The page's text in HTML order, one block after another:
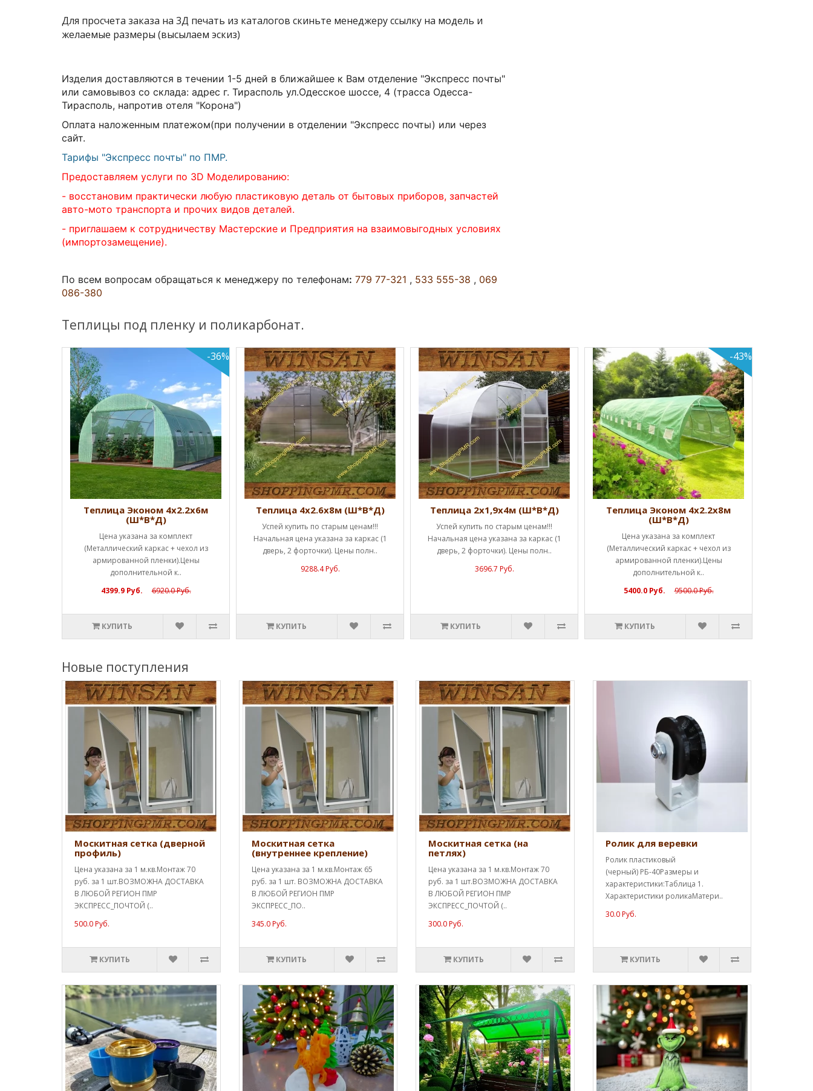
Для просчета заказа на 3Д печать из каталогов скиньте менеджеру ссылку на модель и
желаемые размеры (высылаем эскиз)
Изделия доставляются в течении 1-5 дней в ближайшее к Вам отделение "Экспресс почты"
или самовывоз со склада: адрес г. Тирасполь ул.Одесское шоссе, 4 (трасса Одесса-
Тирасполь, напротив отеля "Корона")
Оплата наложенным платежом(при получении в отделении "Экспресс почты) или через
сайт.
Тарифы "Экспресс почты" по ПМР.
Предоставляем услуги по 3D Моделированию:
- восстановим практически любую пластиковую деталь от бытовых приборов, запчастей
авто-мото транспорта и прочих видов деталей.
- приглашаем к сотрудничеству Мастерские и Предприятия на взаимовыгодных условиях
(импортозамещение).
По всем вопросам обращаться к менеджеру по телефонам: 779 77-321 , 533 555-38 , 069
086-380
Теплицы под пленку и поликарбонат.
Теплица Эконом 4х2.2х6м
(Ш*В*Д)
Цена указана за комплект
(Металлический каркас + чехол из
армированной пленки).Цены
дополнительной к..
4399.9 Руб.
6920.0 Руб.
КУПИТЬ
-36%
Теплица 4х2.6х8м (Ш*В*Д)
Успей купить по старым ценам!!!
Начальная цена указана за каркас (1
дверь, 2 форточки). Цены полн..
9288.4 Руб.
КУПИТЬ
Теплица 2х1,9х4м (Ш*В*Д)
Успей купить по старым ценам!!!
Начальная цена указана за каркас (1
дверь, 2 форточки). Цены полн..
3696.7 Руб.
КУПИТЬ
Теплица Эконом 4х2.2х8м
(Ш*В*Д)
Цена указана за комплект
(Металлический каркас + чехол из
армированной пленки).Цены
дополнительной к..
5400.0 Руб.
9500.0 Руб.
КУПИТЬ
-43%
Новые поступления
Москитная сетка (дверной
профиль)
Цена указана за 1 м.кв.Монтаж 70
руб. за 1 шт.ВОЗМОЖНА ДОСТАВКА
В ЛЮБОЙ РЕГИОН ПМР
ЭКСПРЕСС_ПОЧТОЙ (..
500.0 Руб.
КУПИТЬ
Москитная сетка
(внутреннее крепление)
Цена указана за 1 м.кв.Монтаж 65
руб. за 1 шт. ВОЗМОЖНА ДОСТАВКА
В ЛЮБОЙ РЕГИОН ПМР
ЭКСПРЕСС_ПО..
345.0 Руб.
КУПИТЬ
Москитная сетка (на
петлях)
Цена указана за 1 м.кв.Монтаж 70
руб. за 1 шт.ВОЗМОЖНА ДОСТАВКА
В ЛЮБОЙ РЕГИОН ПМР
ЭКСПРЕСС_ПОЧТОЙ (..
300.0 Руб.
КУПИТЬ
Ролик для веревки
Ролик пластиковый
(черный) РБ-40Размеры и
характеристики:Таблица 1.
Характеристики роликаМатери..
30.0 Руб.
КУПИТЬ